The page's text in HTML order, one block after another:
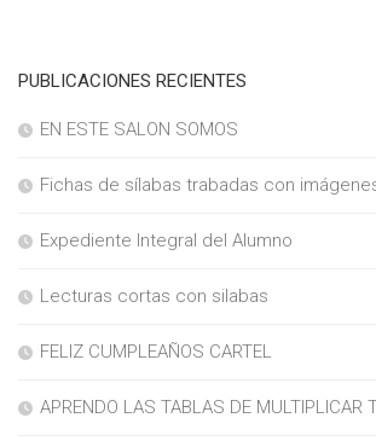
PUBLICACIONES RECIENTES
EN ESTE SALON SOMOS
Fichas de sílabas trabadas con
Expediente Integral del Alumno
Lecturas cortas con silabas
FELIZ CUMPLEAÑOS CARTEL
APRENDO LAS TABLAS DE MULTIPLICAR